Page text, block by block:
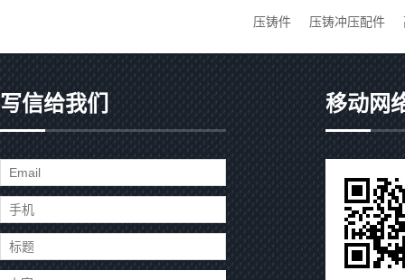
压铸件 压铸冲压配件
写信给我们 移动网